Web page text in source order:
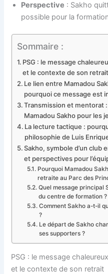
Perspective : Sakho
possible pour la
Sommaire :
PSG : le message
et le contexte de son retrait
Le lien entre Mamadou
pourquoi ce message est
Transmission et mentorat
Mamadou Sakho pour les
La lecture tactique :
philosophie de Luis
Sakho, symbole d’un club
et perspectives pour
Pourquoi Mamadou
retraite au Parc des
Quel message principal
du centre de formation ?
Comment Sakho a-t-il
?
Le départ de Sakho
ses supporters ?
PSG : le message
et le contexte de son retrait